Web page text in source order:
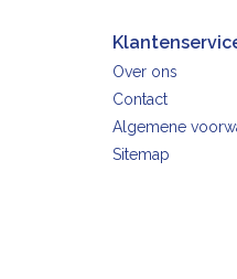
Over ons
Contact
Algemene
Sitemap